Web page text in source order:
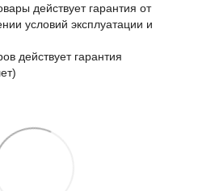
действует гарантия от
условий эксплуатации и
действует гарантия